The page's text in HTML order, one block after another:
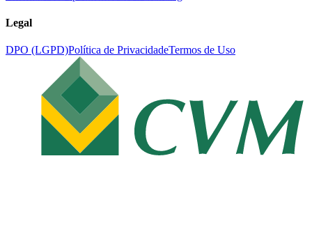
Legal
DPO (LGPD)Política de PrivacidadeTermos de Uso